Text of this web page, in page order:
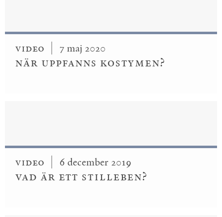
Video 7 maj 2020
När uppfanns kostymen?
Video 6 december 2019
Vad är ett stilleben?